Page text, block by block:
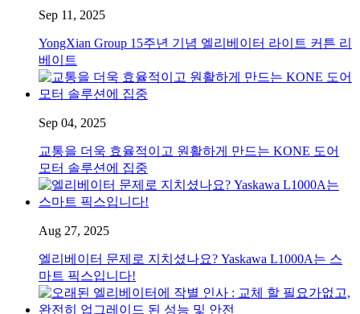
Sep 11, 2025
YongXian Group 15주년 기념 엘리베이터 라이트 커튼 리
베이트
Sep 04, 2025
교통을 더욱 효율적이고 원활하게 만드는 KONE 도어
모터 솔루션에 집중
Aug 27, 2025
엘리베이터 문제로 지치셨나요? Yaskawa L1000A는 스
마트 픽스입니다!